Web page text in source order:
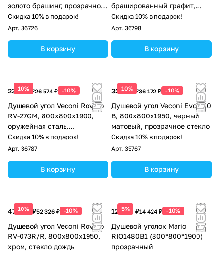
золото брашинг, прозрачное
стекло
Скидка 10% в подарок!
Арт. 36726
В корзину
брашированный графит,
прозрачное стекло
Скидка 10% в подарок!
Арт. 36798
В корзину
10%
23 917 ₽26 574 ₽ -10%
Душевой угол Veconi Rovigo
RV-27GM, 800x800x1900,
оружейная сталь,
прозрачное стекло
Скидка 10% в подарок!
Арт. 36787
В корзину
10%
32 555 ₽36 172 ₽ -10%
Душевой угол Veconi Evo 300
B, 800х800x1950, черный
матовый, прозрачное стекло
Скидка 10% в подарок!
Арт. 35767
В корзину
10%
47 093 ₽52 326 ₽ -10%
Душевой угол Veconi Rovigo
RV-073R/R, 800х800х1950,
хром, стекло дождь
5%
12 982 ₽14 424 ₽ -10%
Душевой уголок Mario
RIO1480B1 (800*800*1900)
прозрачный